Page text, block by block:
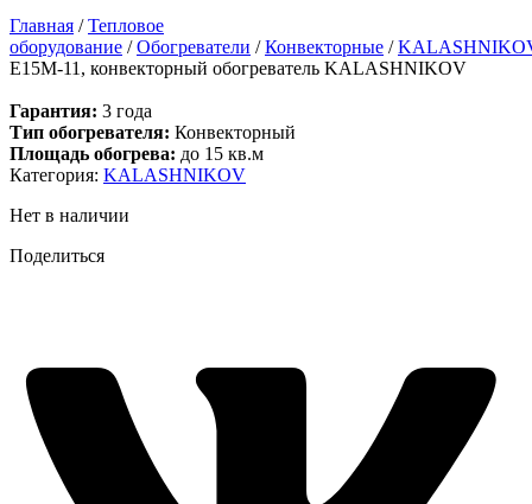
Главная /Тепловое
оборудование /Обогреватели /Конвекторные /
E15M-11, конвекторный обогреватель KALASHNIKOV
Гарантия: 3 года
Тип обогревателя: Конвекторный
Площадь обогрева: до 15 кв.м
Категория: KALASHNIKOV
Нет в наличии
Поделиться